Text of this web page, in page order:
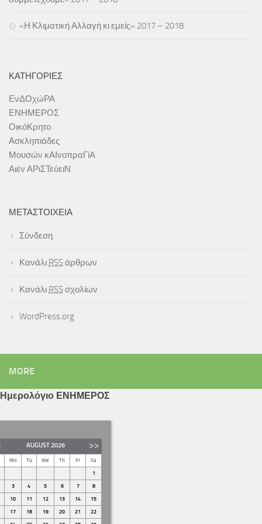
Asclipiada Magazine Vol.1
Asclipiada Magazine Vol. 3
ΕΝΗΜΕΡΟΣ
ΟικόΚρητο
Αιτήσεις Συμμετοχής (Σεμινάρια/Δράσεις)
Προγράμματα ΚΠΕ, etwinning, ΜΚΟ κτλ
«Η Κλιματική Αλλαγή κι εμείς» 2017 – 2018
ΚΑΤΗΓΟΡΊΕΣ
ΕνΔΟχώΡΑ
ΕΝΗΜΕΡΟΣ
ΟικόΚρητο
Ασκληπιάδες
Μουσών κΑΙνοπραΓίΑ
Αιέν ΑΡιΣΤεύειΝ
ΜΕΤΑΣΤΟΙΧΕΊΑ
Σύνδεση
Κανάλι RSSάρθρων
Κανάλι RSSσχολίων
WordPress.org
MORE
Ημερολόγιο ΕΝΗΜΕΡΟΣ
AUGUST2026
Mo Tu We Th Fr Sa
1
3 4 5 6 7 8
10 11 12 13 14 15
17 18 19 20 21 22